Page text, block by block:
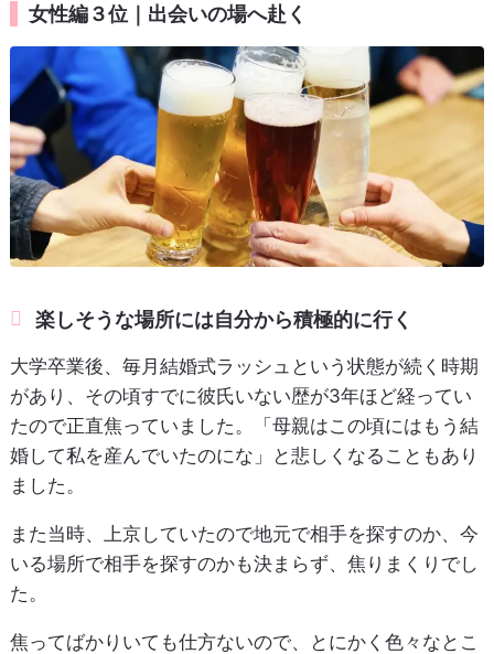
女性編３位｜出会いの場へ赴く
楽しそうな場所には自分から積極的に行く
大学卒業後、毎月結婚式ラッシュという状態が続く時期
があり、その頃すでに彼氏いない歴が3年ほど経ってい
たので正直焦っていました。「母親はこの頃にはもう結
婚して私を産んでいたのにな」と悲しくなることもあり
ました。
また当時、上京していたので地元で相手を探すのか、今
いる場所で相手を探すのかも決まらず、焦りまくりでし
た。
焦ってばかりいても仕方ないので、とにかく色々なとこ